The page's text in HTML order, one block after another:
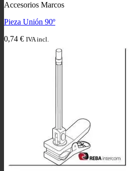
Accesorios Marcos
Pieza Unión 90º
0,74 € IVA incl.